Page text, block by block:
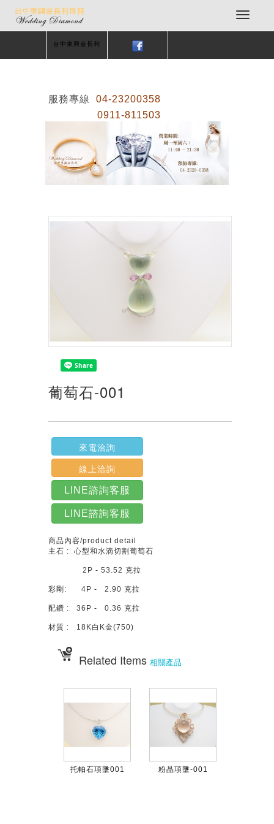
台中東興金長利
服務專線
04-23200358
0911-811503
葡萄石-001
來電洽詢
線上洽詢
LINE諮詢客服
LINE諮詢客服
商品內容/product detail
主石 : 心型和水滴切割葡萄石
2P - 53.52 克拉
彩剛: 4P - 2.90 克拉
配鑽 : 36P - 0.36 克拉
材質 : 18K白K金(750)
Related Items 相關產品
托帕石項墬001 粉晶項墬-001